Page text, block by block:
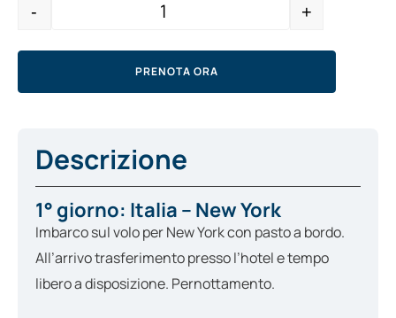
- +
PRENOTA ORA
Descrizione
1° giorno: Italia – New York
Imbarco sul volo per New York con pasto a bordo.
All’arrivo trasferimento presso l’hotel e tempo
libero a disposizione. Pernottamento.